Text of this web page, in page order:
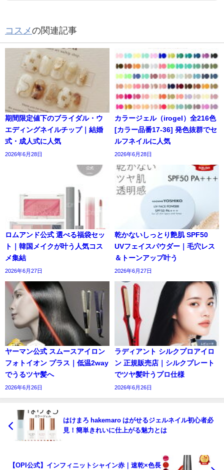
コスメの関連記事
期間限定値下のブライダル・ウ
エディングネイルチップ｜結婚
式・成人式に人気
2026年6月28日
カラージェル（irogel）全216色
[カラー品番17-36] 発色抜群でセ
ルフネイルに人気
2026年6月28日
ロムアンド公式 選べる福袋セッ
ト｜韓国メイクが叶う人気コス
メ集結
2026年6月27日
乾かないしっとり艶肌 SPF50
UVフェイスパウダー｜毛穴レス
＆トーンアップ叶う
2026年6月27日
ヤーマン公式 スムースアイロン
フォトイオン プラス｜低温2way
でうるツヤ髪へ
2026年6月26日
ラディアント シルクプロアイロ
ン 正規販売店｜シルクプレート
でツヤ髪叶うプロ仕様
2026年6月26日
はけまろ hakemaro はがせるジェルネイル初心者必
見！簡単きれいに仕上がる魅力とは
【OPI公式】インフィニットシャイン赤｜速乾×色長